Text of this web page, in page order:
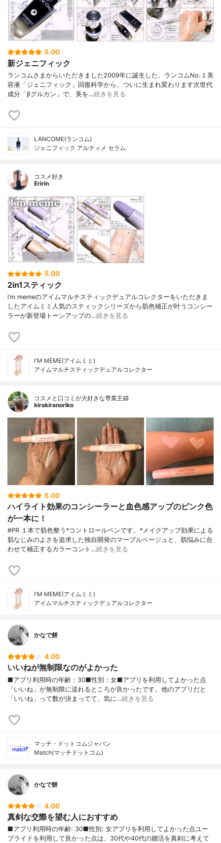
5.00
新ジェニフィック
ランコムさまからいただきました2009年に誕生した、ランコムNo.１美
容液「ジェニフィック」回復科学から、ついに生まれ変わります次世代
成分「βグルカン」で、美を…続きを見る
LANCOME(ランコム)
ジェニフィック アルティメ セラム
コスメ好き
Eririn
5.00
2in1スティック
i’m memeのアイムマルチスティックデュアルコレクターをいただきま
したアイムミミ人気のスティックシリーズから肌色補正が叶うコンシー
ラーが新登場トーンアップの…続きを見る
I'M MEME(アイムミミ)
アイムマルチスティックデュアルコレクター
コスメと口コミが大好きな専業主婦
kirakiranoriko
5.00
ハイライト効果のコンシーラーと血色感アップのピンク色
が一本に！
#PR １本で肌色整う*コントロールペンです。*メイクアップ効果による
肌なじみのよさを追求した独自開発のマーブルベージュと、肌悩みに合
わせて補正するカラーコント…続きを見る
I'M MEME(アイムミミ)
アイムマルチスティックデュアルコレクター
かなで餅
4.00
いいねが無制限なのがよかった
■アプリ利用時の年齢：30■性別：女■アプリを利用してよかった点
「いいね」が無制限に送れるところが良かったです。他のアプリだと
「いいね」って数が決まってて、気に…続きを見る
マッチ・ドットコムジャパン
Match(マッチドットコム)
かなで餅
4.00
真剣な交際を望む人におすすめ
■アプリ利用時の年齢: 30■性別: 女アプリを利用してよかった点ユー
ブライドを利用して良かった点は、30代や40代の婚活を真剣に考えて